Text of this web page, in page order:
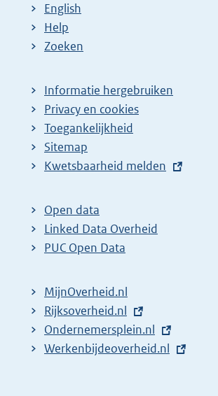
English
Help
Zoeken
Informatie hergebruiken
Privacy en cookies
Toegankelijkheid
Sitemap
E
t
e
r
l
i
n
k
Kwetsbaarheid melden
Open data
Linked Data Overheid
PUC Open Data
MijnOverheid.nl
E
x
t
Rijksoverheid.nl
e
x
E
x
Ondernemersplein.nl
e
E
Werkenbijdeoverheid.nl